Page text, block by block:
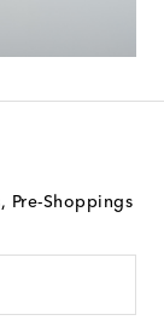
Pre-Shoppings